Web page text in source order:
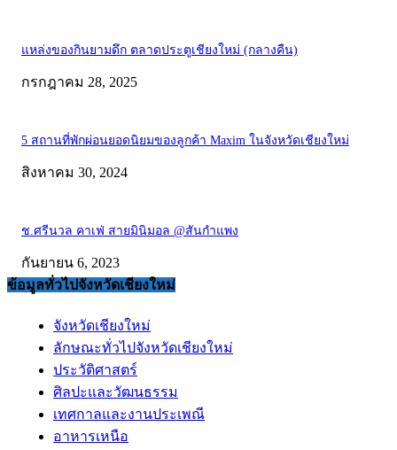
แหล่งของกินยามดึก ตลาดประตูเชียงใหม่ (กลางคืน)
กรกฎาคม 28, 2025
5 สถานที่พักผ่อนยอดนิยมของลูกค้า Maxim ในจังหวัดเชียงใหม่
สิงหาคม 30, 2024
ช.ศรีนวล คาเฟ่ สายมินิมอล @สันกำแพง
กันยายน 6, 2023
ข้อมูลทั่วไปจังหวัดเชียงใหม่
จังหวัดเชียงใหม่
ลักษณะทั่วไปจังหวัดเชียงใหม่
ประวัติศาสตร์
ศิลปะและวัฒนธรรม
เทศกาลและงานประเพณี
อาหารเหนือ